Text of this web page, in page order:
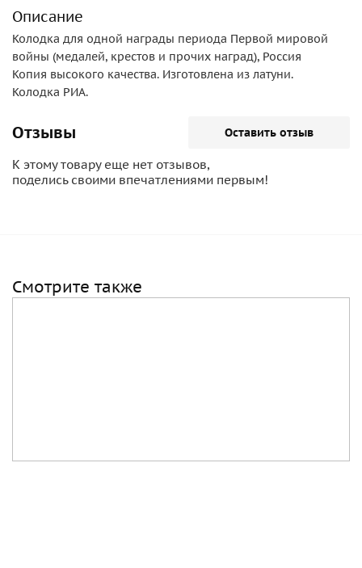
Описание
Колодка для одной награды периода Первой мировой
войны (медалей, крестов и прочих наград), Россия
Копия высокого качества. Изготовлена из латуни.
Колодка РИА.
Отзывы Оставить отзыв
К этому товару еще нет отзывов,
поделись своими впечатлениями первым!
Смотрите также